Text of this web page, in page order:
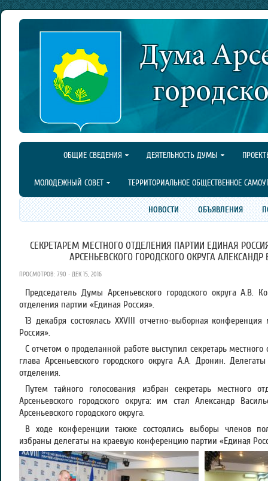
ОБЩИЕ СВЕДЕНИЯ ДЕЯТЕЛЬНОСТЬ ДУМЫ
МОЛОДЕЖНЫЙ СОВЕТ ТЕРРИТОРИАЛЬНОЕ ОБЩЕСТВЕННОЕ
НОВОСТИ ОБЪЯВЛЕНИЯ
СЕКРЕТАРЕМ МЕСТНОГО ОТДЕЛЕНИЯ ПАРТИИ ЕДИНАЯ
АРСЕНЬЕВСКОГО ГОРОДСКОГО ОКРУГА
ПРОСМОТРОВ: 790 · ДЕК 15, 2016
Председатель Думы Арсеньевского городского округа А.В.
отделения партии «Единая Россия».
13 декабря состоялась XXVIII отчетно-выборная
Россия».
С отчетом о проделанной работе выступил секретарь
глава Арсеньевского городского округа А.А. Дронин.
отделения.
Путем тайного голосования избран секретарь местного
Арсеньевского городского округа: им стал Александр
Арсеньевского городского округа.
В ходе конференции также состоялись выборы членов
избраны делегаты на краевую конференцию партии «Единая